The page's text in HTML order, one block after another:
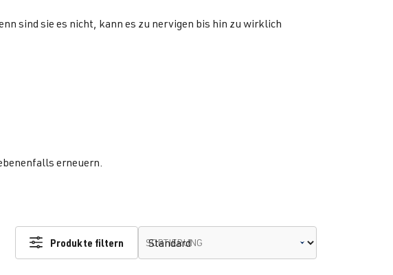
sind sie es nicht, kann es zu nervigen bis hin zu wirklich
erneuern.
Produkte filtern SORTIERUNG